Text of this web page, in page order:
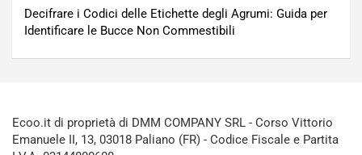
Decifrare i Codici delle Etichette degli Agrumi: Guida per
Identificare le Bucce Non Commestibili
Ecoo.it di proprietà di DMM COMPANY SRL - Corso Vittorio
Emanuele II, 13, 03018 Paliano (FR) - Codice Fiscale e Partita